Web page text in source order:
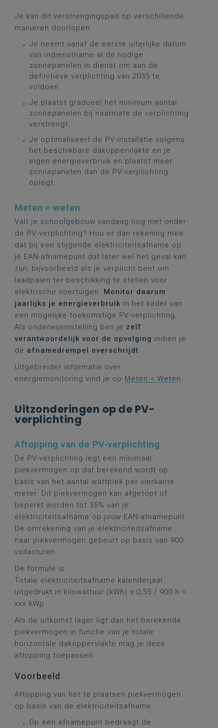
Je kan dit verstrengingspad op verschillende
manieren doorlopen:
Je neemt vanaf de eerste uiterlijke datum
van indienstname al de nodige
zonnepanelen in dienst om aan de
definitieve verplichting van 2035 te
voldoen.
Je plaatst gradueel het minimum aantal
zonnepanelen bij naarmate de verplichting
verstrengt.
Je optimaliseert de PV-installatie volgens
het beschikbare dakoppervlakte en je
eigen energieverbruik en plaatst meer
zonnepanelen dan de PV-verplichting
oplegt.
Meten = weten
Valt je schoolgebouw vandaag nog niet onder
de PV-verplichting? Hou er dan rekening mee
dat bij een stijgende elektriciteitsafname op
je EAN-afnamepunt dat later wel het geval kan
zijn, bijvoorbeeld als je verplicht bent om
laadpalen ter beschikking te stellen voor
elektrische voertuigen. Monitor daarom
jaarlijks je energieverbruik in het kader van
een mogelijke toekomstige PV-verplichting.
Als onderwijsinstelling ben je zelf
verantwoordelijk voor de opvolging indien je
de afnamedrempel overschrijdt.
Uitgebreider informatie over
energiemonitoring vind je op Meten = Weten.
Uitzonderingen op de PV-
verplichting
Aftopping van de PV-verplichting
De PV-verplichting legt een minimaal
piekvermogen op dat berekend wordt op
basis van het aantal wattpiek per vierkante
meter. Dit piekvermogen kan afgetopt of
beperkt worden tot 35% van je
elektriciteitsafname op jouw EAN-afnamepunt.
De omrekening van je elektriciteitsafname
naar piekvermogen gebeurt op basis van 900
vollasturen.
De formule is:
Totale elektriciteitsafname kalenderjaar
uitgedrukt in kilowattuur (kWh) x 0,35 / 900 h =
xxx kWp
Als de uitkomst lager ligt dan het berekende
piekvermogen in functie van je totale
horizontale dakoppervlakte mag je deze
aftopping toepassen.
Voorbeeld
Aftopping van het te plaatsen piekvermogen
op basis van de elektriciteitsafname:
Op een afnamepunt bedraagt de